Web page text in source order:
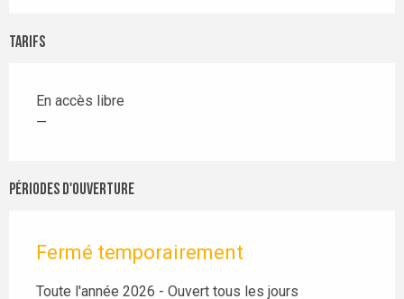
Tarifs
En accès libre
—
Périodes d'ouverture
Fermé temporairement
Toute l'année 2026 - Ouvert tous les jours